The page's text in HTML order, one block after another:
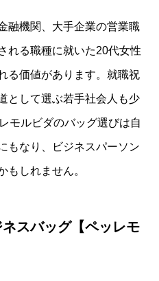
融機関、大手企業の営業職
れる職種に就いた20代女性
る価値があります。就職祝
として選ぶ若手社会人も少
モルビダのバッグ選びは自
もなり、ビジネスパーソン
もしれません。
スバッグ【ペッレモ